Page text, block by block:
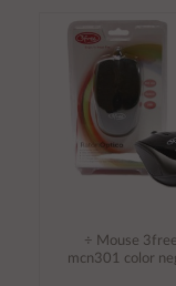
÷ Mouse 3free
mcn301 color